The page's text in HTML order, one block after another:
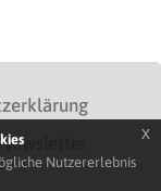
Newsletter
Nutzererlebnis
x